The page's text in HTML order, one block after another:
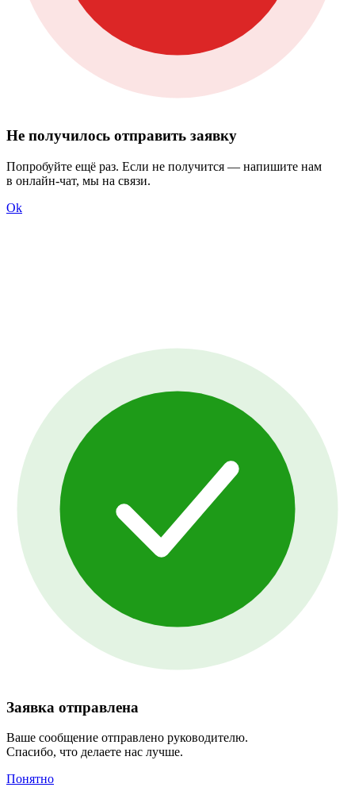
Не получилось отправить заявку
Попробуйте ещё раз. Если не получится — напишите нам
в онлайн-чат, мы на связи.
Ok
Заявка отправлена
Ваше сообщение отправлено руководителю.
Спасибо, что делаете нас лучше.
Понятно